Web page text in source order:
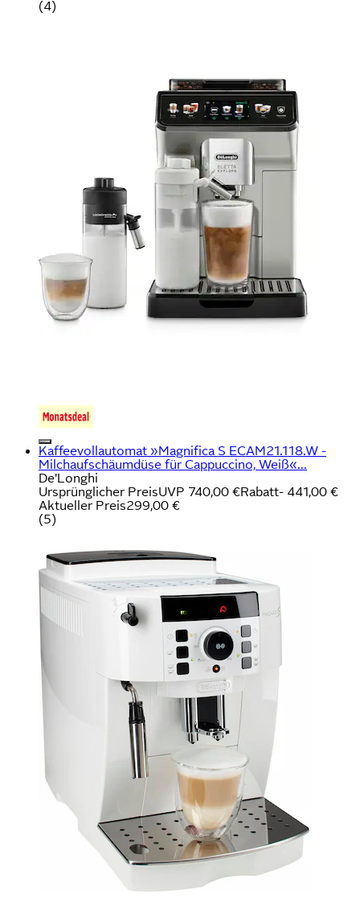
(4)
Kaffeevollautomat »Magnifica S ECAM21.118.W -
Milchaufschäumdüse für Cappuccino, Weiß«...
De'Longhi
Ursprünglicher PreisUVP 740,00 €Rabatt- 441,00 €
Aktueller Preis299,00 €
(5)